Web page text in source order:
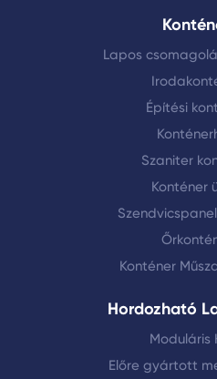
Lapos
Építési
Szaniter
Konténer
Konténer
Hordozható
Moduláris
Előre gyártott